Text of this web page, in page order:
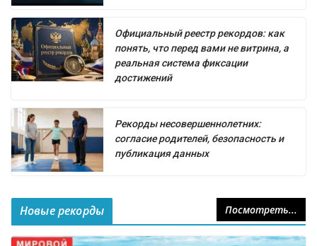
Официальный реестр рекордов: как
понять, что перед вами не витрина, а
реальная система фиксации
достижений
Рекорды несовершеннолетних:
согласие родителей, безопасность и
публикация данных
Новые рекорды Посмотреть...